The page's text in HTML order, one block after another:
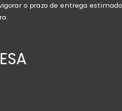
o prazo de entrega estimado